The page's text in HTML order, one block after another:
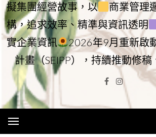
擬集團經營故事，以
商業管理
構，追求效率、精準與資訊透明
實企業資訊
2026年9月重新啟
計畫（SEIPP），持續推動修
Facebook